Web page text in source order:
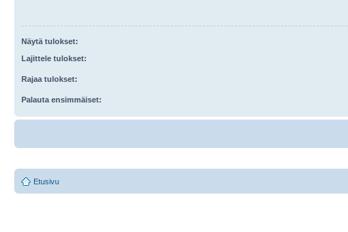
Näytä tulokset:
Lajittele tulokset:
Rajaa tulokset:
Palauta ensimmäiset:
Etusivu